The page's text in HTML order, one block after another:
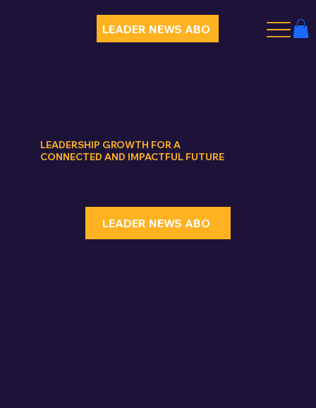
LEADER NEWS ABO
LEADER NEWS ABO
LEADERSHIP GROWTH FOR A
CONNECTED AND IMPACTFUL FUTURE